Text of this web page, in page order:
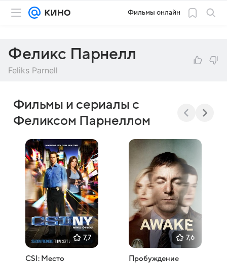
Фильмы онлайн
Феликс Парнелл
Feliks Parnell
Фильмы и сериалы с
Феликсом Парнеллом
7,7
CSI: Место
7,6
Пробуждение